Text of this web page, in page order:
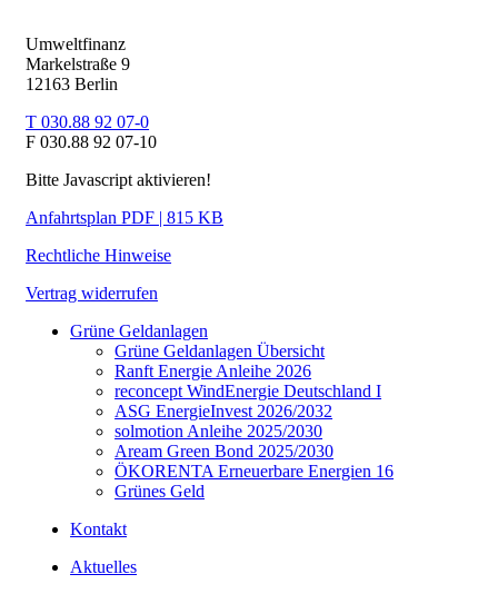
Umweltfinanz
Markelstraße 9
12163 Berlin
T 030.88 92 07-0
F 030.88 92 07-10
Bitte Javascript aktivieren!
Anfahrtsplan PDF | 815 KB
Rechtliche Hinweise
Vertrag widerrufen
Grüne Geldanlagen
Grüne Geldanlagen Übersicht
Ranft Energie Anleihe 2026
reconcept WindEnergie Deutschland I
ASG EnergieInvest 2026/2032
solmotion Anleihe 2025/2030
Aream Green Bond 2025/2030
ÖKORENTA Erneuerbare Energien 16
Grünes Geld
Kontakt
Aktuelles